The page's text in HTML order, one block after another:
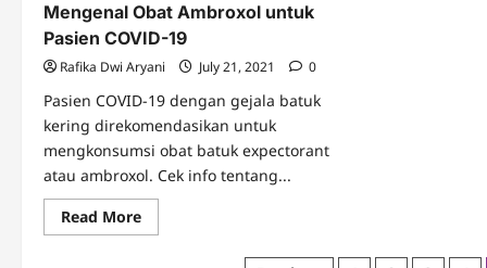
Indonesia
Bangkit
Mengenal Obat Ambroxol untuk
Pasien COVID-19
Rafika Dwi Aryani July 21, 2021 0
Pasien COVID-19 dengan gejala batuk
kering direkomendasikan untuk
mengkonsumsi obat batuk expectorant
atau ambroxol. Cek info tentang...
Read MoreRead
more